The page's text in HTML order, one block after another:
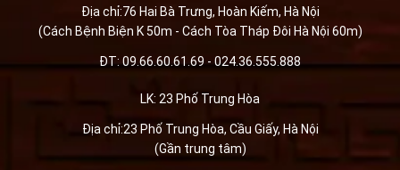
Địa chỉ:76 Hai Bà Trưng, Hoàn Kiếm, Hà Nội
(Cách Bệnh Biện K 50m - Cách Tòa Tháp Đôi Hà Nội 60m)
ĐT: 09.66.60.61.69 - 024.36.555.888
LK: 23 Phố Trung Hòa
Địa chỉ:23 Phố Trung Hòa, Cầu Giấy, Hà Nội
(Gần trung tâm)